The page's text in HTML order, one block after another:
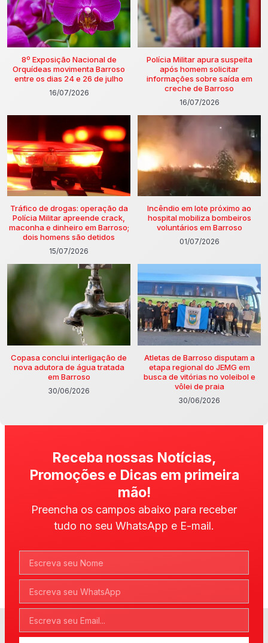
8º Exposição Nacional de
Orquídeas movimenta Barroso
entre os dias 24 e 26 de julho
16/07/2026
Polícia Militar apura suspeita
após homem solicitar
informações sobre saída em
creche de Barroso
16/07/2026
Tráfico de drogas: operação da
Polícia Militar apreende crack,
maconha e dinheiro em Barroso;
dois homens são detidos
15/07/2026
Incêndio em lote próximo ao
hospital mobiliza bombeiros
voluntários em Barroso
01/07/2026
Copasa conclui interligação de
nova adutora de água tratada
em Barroso
30/06/2026
Atletas de Barroso disputam a
etapa regional do JEMG em
busca de vitórias no voleibol e
vôlei de praia
30/06/2026
Receba nossas Notícias,
Promoções e Dicas em primeira
mão!
Preencha os campos abaixo para receber
tudo no seu WhatsApp e E-mail.